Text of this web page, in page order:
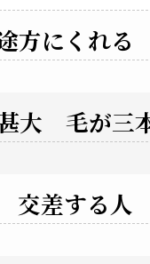
方にくれ
大 毛が三
交差する人